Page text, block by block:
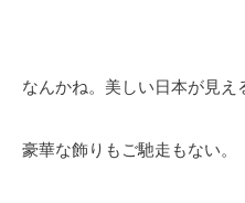
なんかね。美しい日本が見え
豪華な飾りもご馳走もない。